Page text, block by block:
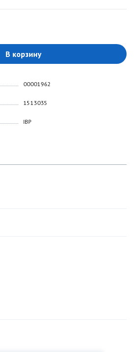
В корзину
00001962
1513035
IBP